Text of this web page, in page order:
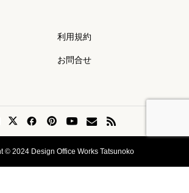
利用規約
お問合せ
© 2024 Design Office Works Tatsunoko